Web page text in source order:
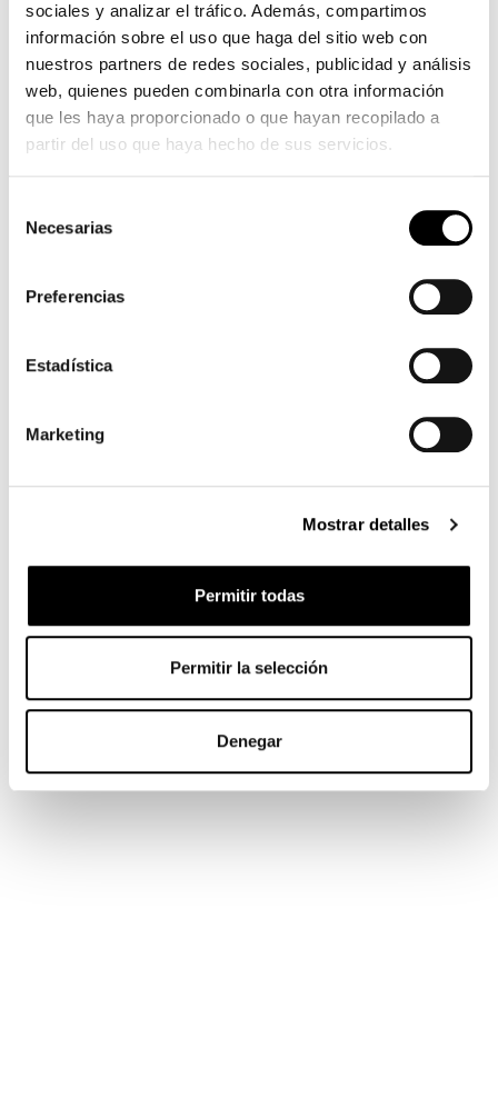
sociales y analizar el tráfico. Además, compartimos
información sobre el uso que haga del sitio web con
nuestros partners de redes sociales, publicidad y análisis
web, quienes pueden combinarla con otra información
que les haya proporcionado o que hayan recopilado a
partir del uso que haya hecho de sus servicios.
Necesarias
Preferencias
Estadística
Marketing
Mostrar detalles
Permitir todas
Permitir la selección
Denegar